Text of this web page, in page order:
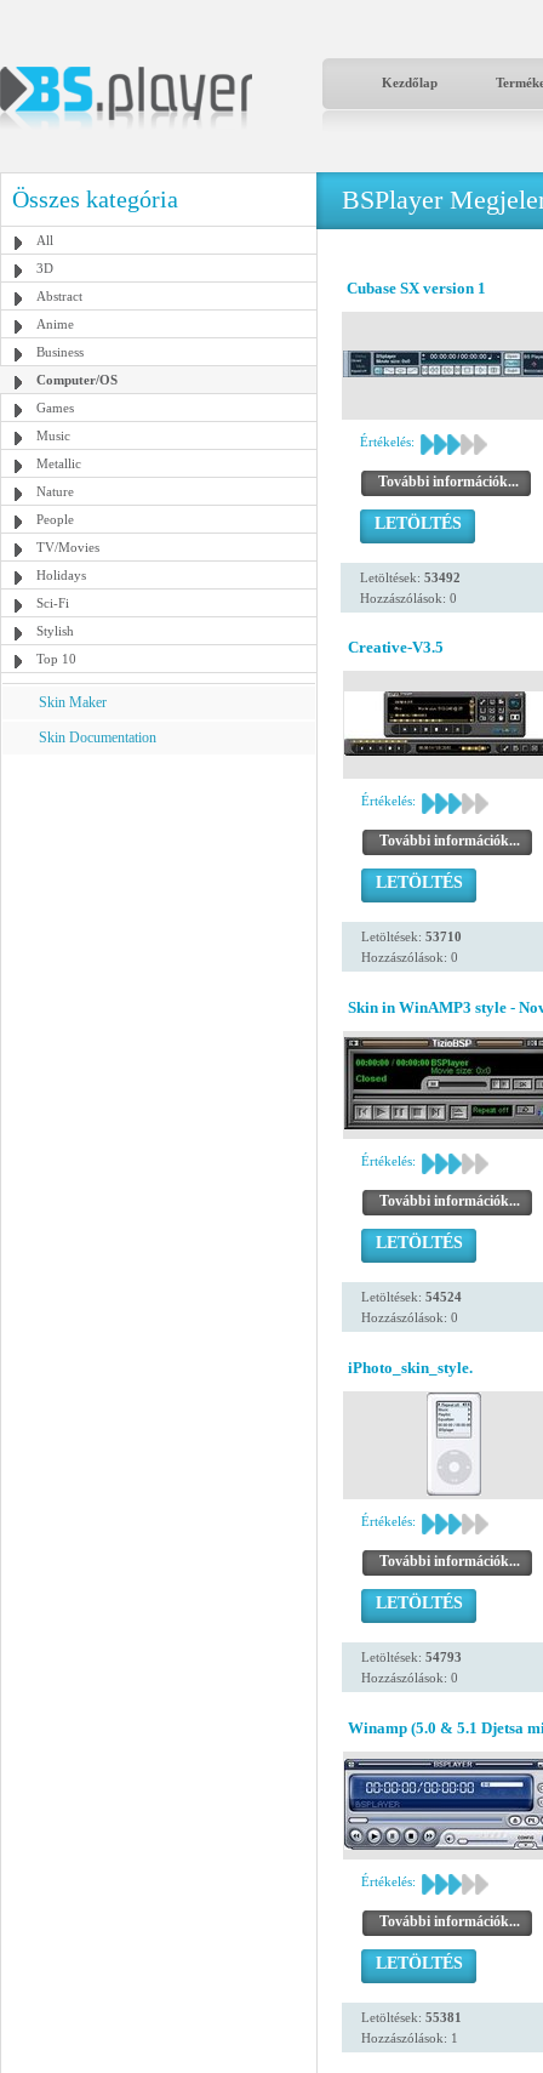
Kezdőlap
Összes kategória
All
3D
Abstract
Anime
Business
Computer/OS
Games
Music
Metallic
Nature
People
TV/Movies
Holidays
Sci-Fi
Stylish
Top 10
Skin Maker
Skin Documentation
BSPlayer
Cubase SX version 1
Értékelés:
További információk...
LETÖLTÉS
Letöltések: 53492
Hozzászólások: 0
Creative-V3.5
Értékelés:
További információk...
LETÖLTÉS
Letöltések: 53710
Hozzászólások: 0
Skin in WinAMP3 style -
Értékelés:
További információk...
LETÖLTÉS
Letöltések: 54524
Hozzászólások: 0
iPhoto_skin_style.
Értékelés:
További információk...
LETÖLTÉS
Letöltések: 54793
Hozzászólások: 0
Winamp (5.0 & 5.1 Djetsa
Értékelés:
További információk...
LETÖLTÉS
Letöltések: 55381
Hozzászólások: 1